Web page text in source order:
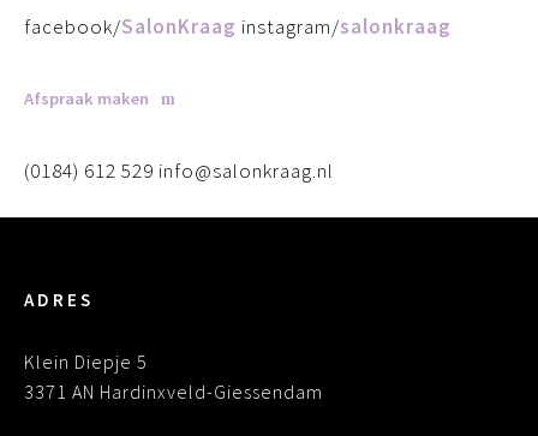
facebook/SalonKraag instagram/salonkraag
Afspraak maken
(0184) 612 529 info@salonkraag.nl
ADRES
Klein Diepje 5
3371 AN Hardinxveld-Giessendam